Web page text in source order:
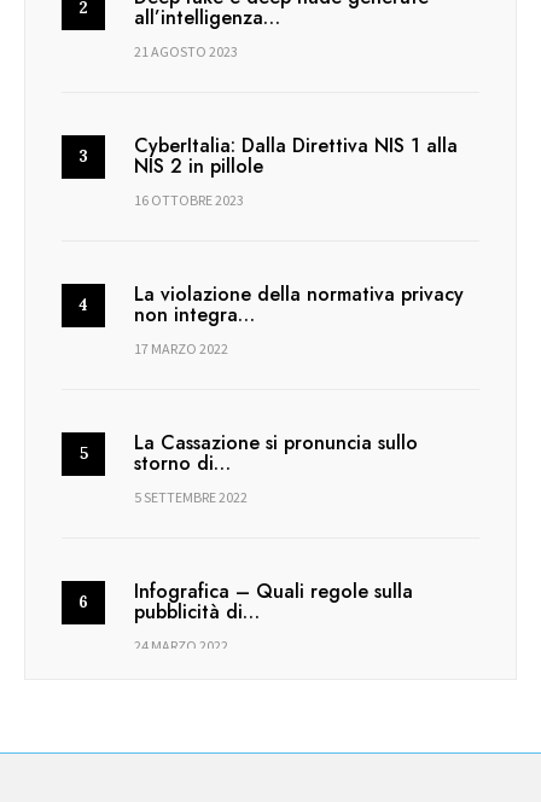
all’intelligenza…
21 AGOSTO 2023
CyberItalia: Dalla Direttiva NIS 1 alla
NIS 2 in pillole
16 OTTOBRE 2023
La violazione della normativa privacy
non integra…
17 MARZO 2022
La Cassazione si pronuncia sullo
storno di…
5 SETTEMBRE 2022
Infografica – Quali regole sulla
pubblicità di…
24 MARZO 2022